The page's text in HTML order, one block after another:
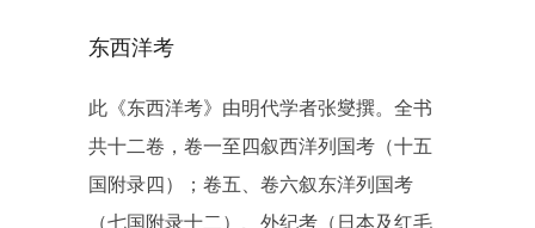
东西洋考
此《东西洋考》由明代学者张燮撰。全书
共十二卷，卷一至四叙西洋列国考（十五
国附录四）；卷五、卷六叙东洋列国考
（七国附录十二）、外纪考（日本及红毛